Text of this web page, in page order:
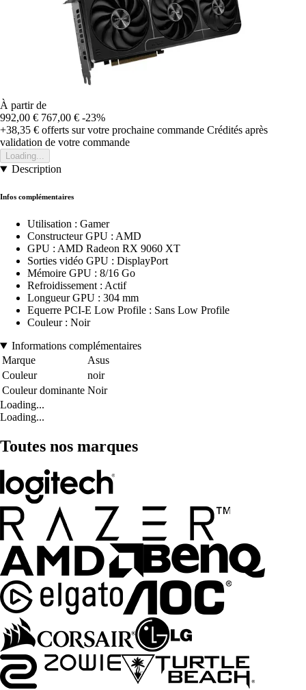
À partir de
992,00 € 767,00 € -23%
+38,35 € offerts sur votre prochaine commande Crédités après
validation de votre commande
Loading...
Description
Infos complémentaires
Utilisation : Gamer
Constructeur GPU : AMD
GPU : AMD Radeon RX 9060 XT
Sorties vidéo GPU : DisplayPort
Mémoire GPU : 8/16 Go
Refroidissement : Actif
Longueur GPU : 304 mm
Equerre PCI-E Low Profile : Sans Low Profile
Couleur : Noir
Informations complémentaires
Marque
Asus
Couleur
noir
Couleur dominante Noir
Loading...
Loading...
Toutes nos marques